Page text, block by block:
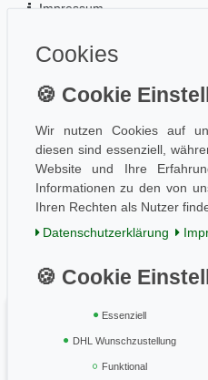
Impressum
Datenschutz
Wissen
Folge uns
Einkaufen
Zahlung und Versand
Geprüft & sicher
Cookies
Wir nutzen Cookies auf
diesen sind essenziell,
Website und Ihre
Informationen zu den von
Ihren Rechten als Nutzer
Daten­schutz­erklärung
Essenziell
DHL Wunschzustellung
Funktional